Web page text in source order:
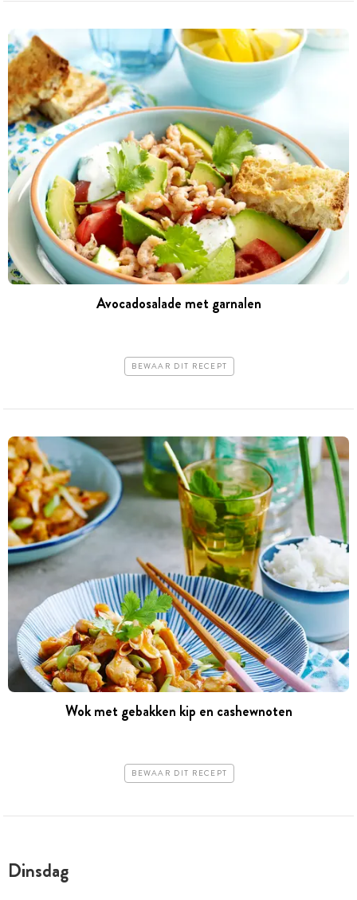
Avocadosalade met garnalen
BEWAAR DIT RECEPT
Wok met gebakken kip en cashewnoten
BEWAAR DIT RECEPT
Dinsdag